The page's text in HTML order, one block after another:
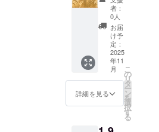
1189m
m×841
mm・
MDF5.5
ｍｍ
デザイ
ンレー
ザー彫
刻 】 月
夜見(ツ
クヨミ)
をデザ
インし
た MDF
レー
ザー彫
刻作品
しま
者：
0人
お届
け予
定：
2025
年11
月
詳細を見る
こ
の
リ
タ
ー
ン
を
選
択
す
る